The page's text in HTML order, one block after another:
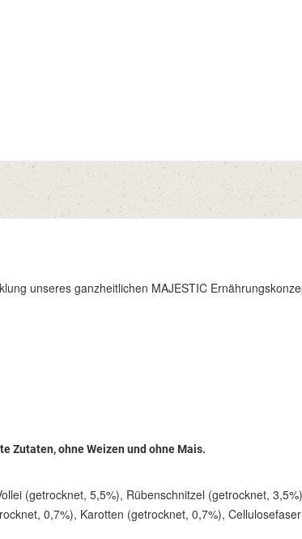
unseres ganzheitlichen MAJESTIC
Zutaten, ohne Weizen und ohne Mais.
(getrocknet, 5,5%), Rübenschnitzel (getrocknet,
0,7%), Karotten (getrocknet, 0,7%),